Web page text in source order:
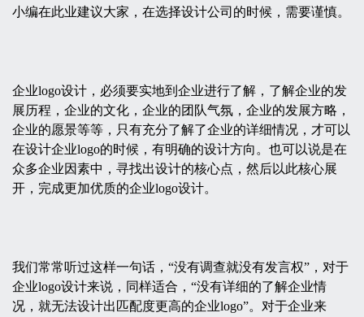
小编在此业建议大家，在选择设计公司的时候，需要谨慎。
企业logo设计，必须要实地到企业进行了解，了解企业的发
展历程，企业的文化，企业的团队气氛，企业的发展方略，
企业的愿景等等，只有充分了解了企业的详细情况，才可以
在设计企业logo的时候，有明确的设计方向。也可以说是在
众多企业因素中，寻找出设计的核心点，然后以此核心展
开，完成更加优质的企业logo设计。
我们常常听过这样一句话，“没有调查就没有发言权”，对于
企业logo设计来说，同样适合，“没有详细的了解企业情
况，就无法设计出匹配度更高的企业logo”。对于企业来